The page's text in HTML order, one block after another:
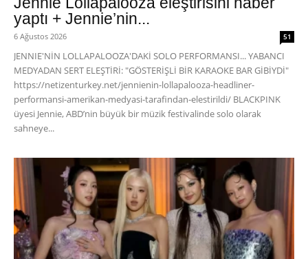
yaptı + Jennie’nin...
6 Ağustos 2026 51
JENNIE'NİN LOLLAPALOOZA'DAKİ SOLO PERFORMANSI... YABANCI
MEDYADAN SERT ELEŞTİRİ: "GÖSTERİŞLİ BİR KARAOKE BAR GİBİYDİ"
https://netizenturkey.net/jennienin-lollapalooza-headliner-
performansi-amerikan-medyasi-tarafindan-elestirildi/ BLACKPINK
üyesi Jennie, ABD’nin büyük bir müzik festivalinde solo olarak
sahneye...